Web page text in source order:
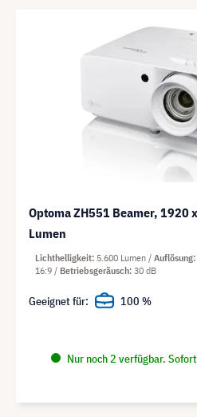
Optoma ZH551 Beamer, 1920
Lumen
Nur noch 2 verfügbar.
Lichthelligkeit 5.600 Lumen Auflösung
16:9
Betriebsgeräusch 30 dB
Geeignet für: 100 %